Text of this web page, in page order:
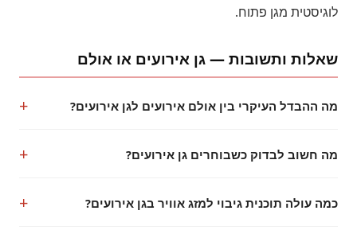
לוגיסטית מגן פתוח.
שאלות ותשובות — גן אירועים או אולם
מה ההבדל העיקרי בין אולם אירועים לגן אירועים?
מה חשוב לבדוק כשבוחרים גן אירועים?
כמה עולה תוכנית גיבוי למזג אוויר בגן אירועים?